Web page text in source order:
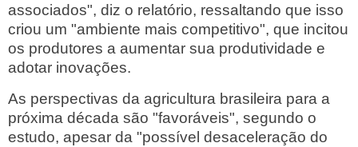
associados", diz o relatório, ressaltando que isso
criou um "ambiente mais competitivo", que incitou
os produtores a aumentar sua produtividade e
adotar inovações.
As perspectivas da agricultura brasileira para a
próxima década são "favoráveis", segundo o
estudo, apesar da "possível desaceleração do